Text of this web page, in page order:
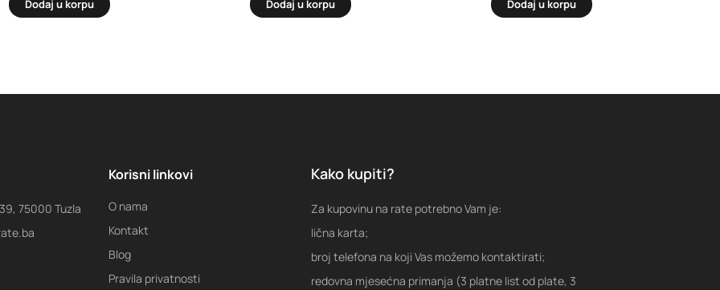
Dodaj u korpu Dodaj u korpu Dodaj u korpu
75000 Tuzla
Korisni linkovi
O nama
Kontakt
Blog
Pravila privatnosti
Kako kupiti?
Za kupovinu na rate potrebno Vam je:
lična karta;
broj telefona na koji Vas možemo kontaktirati;
redovna mjesećna primanja (3 platne list od plate, 3